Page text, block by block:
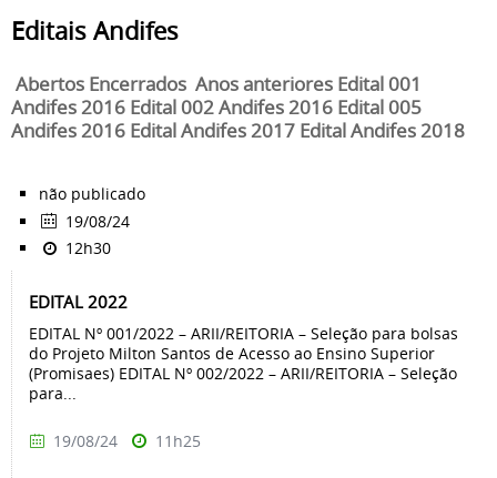
Editais Andifes
Abertos Encerrados Anos anteriores Edital 001
Andifes 2016 Edital 002 Andifes 2016 Edital 005
Andifes 2016 Edital Andifes 2017 Edital Andifes 2018
não publicado
19/08/24
12h30
EDITAL 2022
EDITAL Nº 001/2022 – ARII/REITORIA – Seleção para bolsas
do Projeto Milton Santos de Acesso ao Ensino Superior
(Promisaes) EDITAL Nº 002/2022 – ARII/REITORIA – Seleção
para...
19/08/24 11h25